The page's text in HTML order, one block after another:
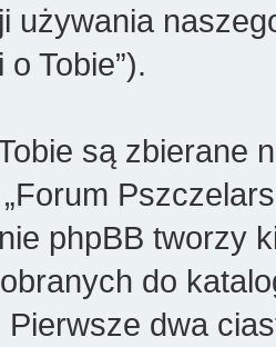
używania
Tobie”).
są zbierane
phpBB tworzy
do
Pierwsze dwa